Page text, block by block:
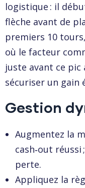
logistique : il
flèche avant de
premiers 10
où le facteur
juste avant ce pic
sécuriser un gain
Gestion
Augmentez la
cash‑out réussi
perte.
Appliquez la